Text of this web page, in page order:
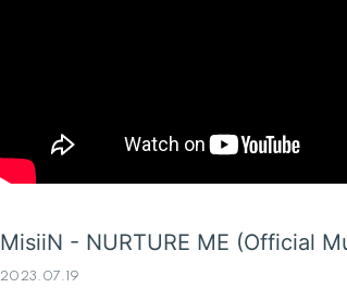
MisiiN - NURTURE ME (Official
2023.07.19